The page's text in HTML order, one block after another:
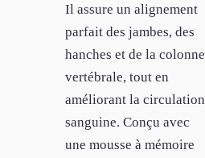
Il assure un alignement
parfait des jambes, des
hanches et de la colonne
vertébrale, tout en
améliorant la circulation
sanguine. Conçu avec
une mousse à mémoire